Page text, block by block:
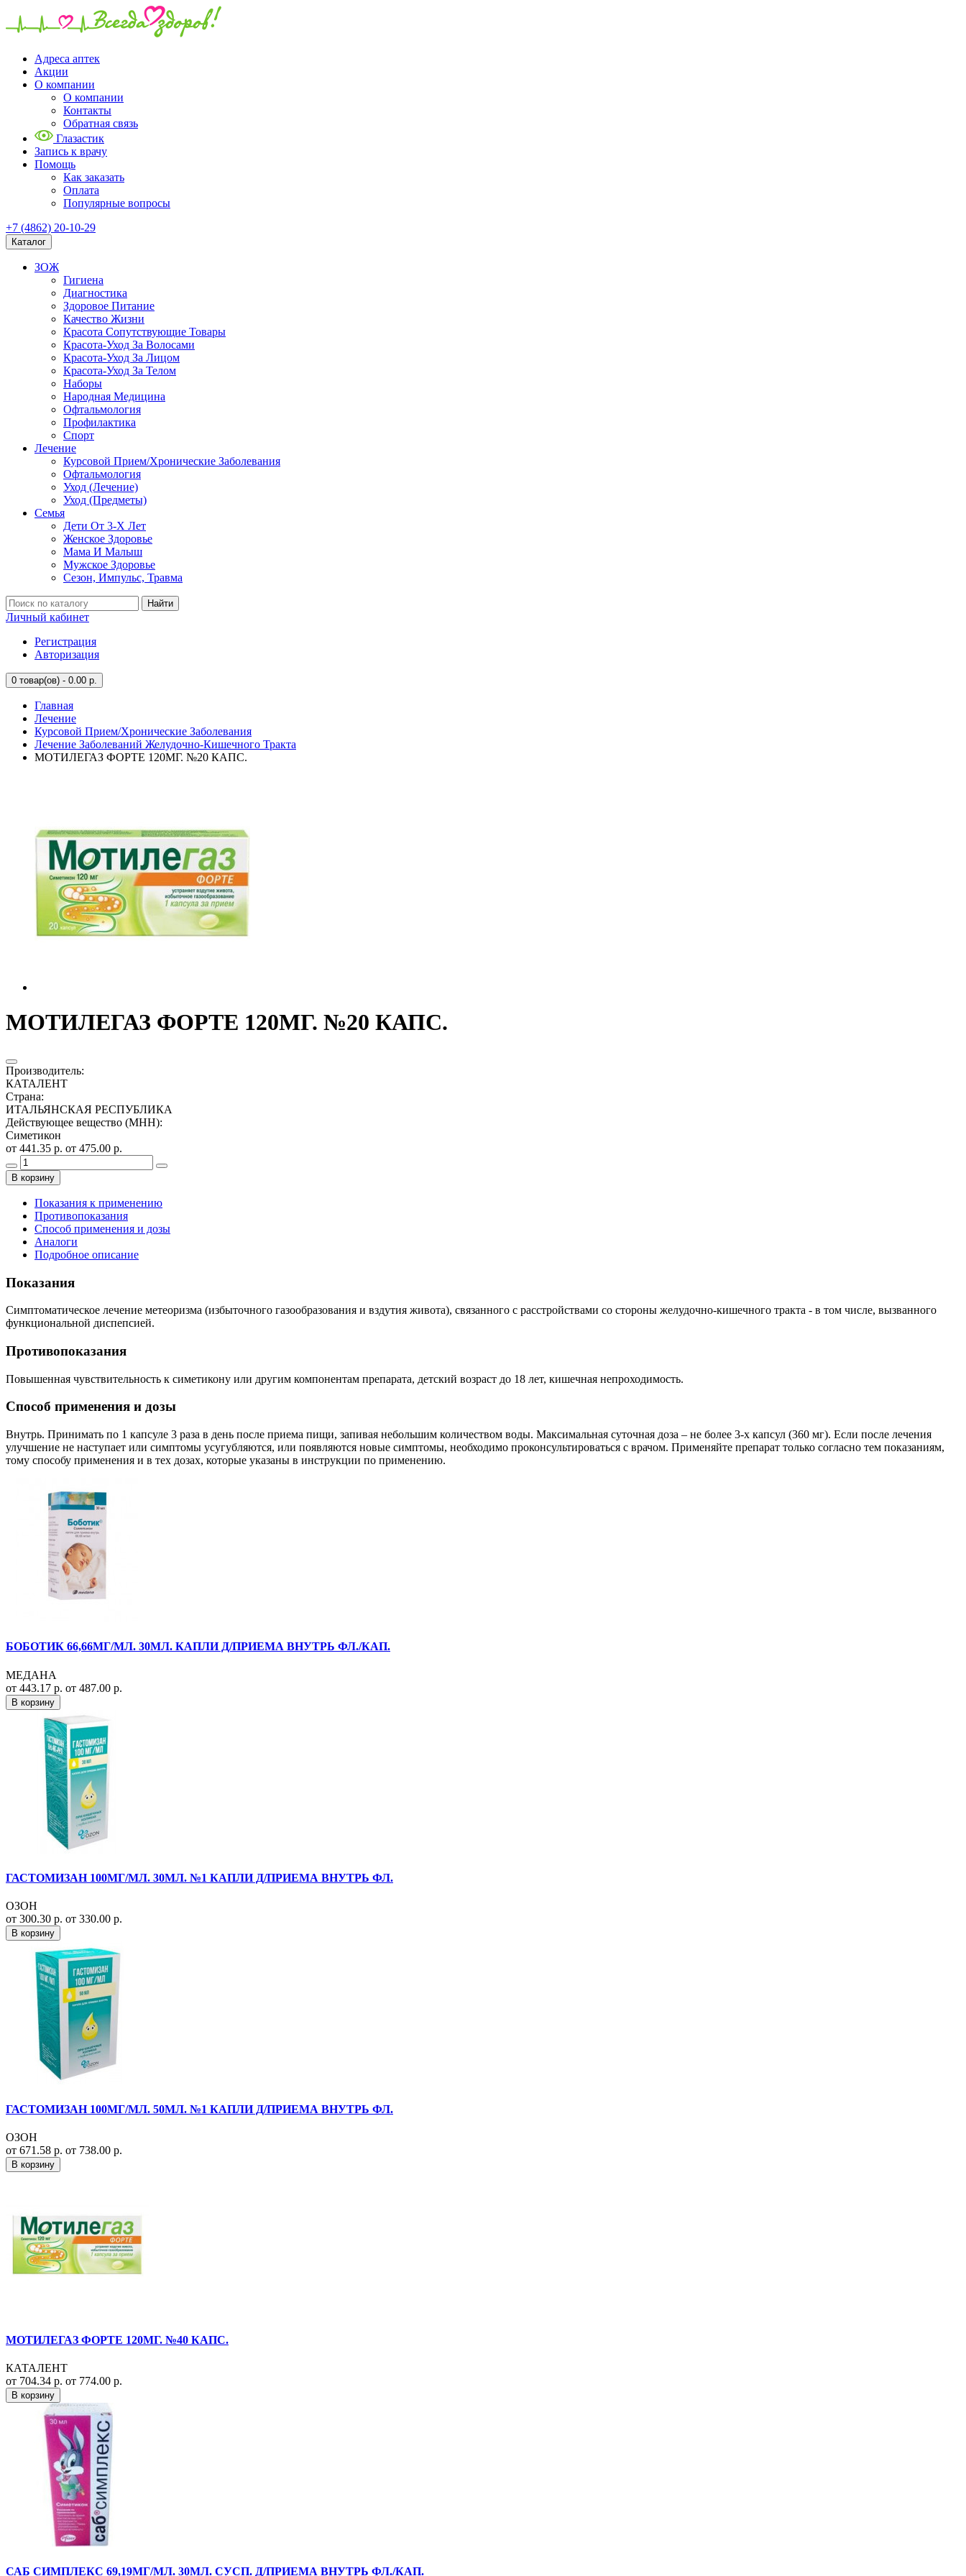
Адреса аптек
Акции
О компании
О компании
Контакты
Обратная связь
Глазастик
Запись к врачу
Помощь
Как заказать
Оплата
Популярные вопросы
+7 (4862) 20-10-29
Каталог
ЗОЖ
Гигиена
Диагностика
Здоровое Питание
Качество Жизни
Красота Сопутствующие Товары
Красота-Уход За Волосами
Красота-Уход За Лицом
Красота-Уход За Телом
Наборы
Народная Медицина
Офтальмология
Профилактика
Спорт
Лечение
Курсовой Прием/Хронические Заболевания
Офтальмология
Уход (Лечение)
Уход (Предметы)
Семья
Дети От 3-Х Лет
Женское Здоровье
Мама И Малыш
Мужское Здоровье
Сезон, Импульс, Травма
Найти
Личный кабинет
Регистрация
Авторизация
0 товар(ов) - 0.00 р.
Главная
Лечение
Курсовой Прием/Хронические Заболевания
Лечение Заболеваний Желудочно-Кишечного Тракта
МОТИЛЕГАЗ ФОРТЕ 120МГ. №20 КАПС.
МОТИЛЕГАЗ ФОРТЕ 120МГ. №20 КАПС.
Производитель:
КАТАЛЕНТ
Страна:
ИТАЛЬЯНСКАЯ РЕСПУБЛИКА
Действующее вещество (МНН):
Симетикон
от 441.35 р. от 475.00 р.
В корзину
Показания к применению
Противопоказания
Способ применения и дозы
Аналоги
Подробное описание
Показания
Симптоматическое лечение метеоризма (избыточного газообразования и вздутия живота), связанного с расстройствами со стороны желудочно-кишечного тракта - в том числе, вызванного
функциональной диспепсией.
Противопоказания
Повышенная чувствительность к симетикону или другим компонентам препарата, детский возраст до 18 лет, кишечная непроходимость.
Способ применения и дозы
Внутрь. Принимать по 1 капсуле 3 раза в день после приема пищи, запивая небольшим количеством воды. Максимальная суточная доза – не более 3-х капсул (360 мг). Если после лечения
улучшение не наступает или симптомы усугубляются, или появляются новые симптомы, необходимо проконсультироваться с врачом. Применяйте препарат только согласно тем показаниям,
тому способу применения и в тех дозах, которые указаны в инструкции по применению.
БОБОТИК 66,66МГ/МЛ. 30МЛ. КАПЛИ Д/ПРИЕМА ВНУТРЬ ФЛ./КАП.
МЕДАНА
от 443.17 р. от 487.00 р.
В корзину
ГАСТОМИЗАН 100МГ/МЛ. 30МЛ. №1 КАПЛИ Д/ПРИЕМА ВНУТРЬ ФЛ.
ОЗОН
от 300.30 р. от 330.00 р.
В корзину
ГАСТОМИЗАН 100МГ/МЛ. 50МЛ. №1 КАПЛИ Д/ПРИЕМА ВНУТРЬ ФЛ.
ОЗОН
от 671.58 р. от 738.00 р.
В корзину
МОТИЛЕГАЗ ФОРТЕ 120МГ. №40 КАПС.
КАТАЛЕНТ
от 704.34 р. от 774.00 р.
В корзину
САБ СИМПЛЕКС 69,19МГ/МЛ. 30МЛ. СУСП. Д/ПРИЕМА ВНУТРЬ ФЛ./КАП.